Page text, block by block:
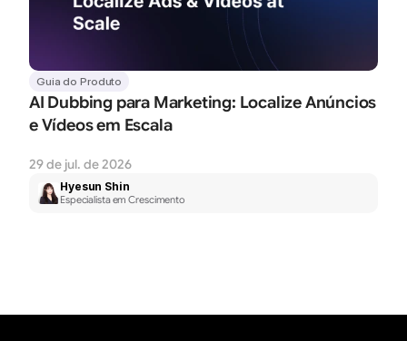
Guia do Produto
AI Dubbing para Marketing: Localize Anúncios
e Vídeos em Escala
29 de jul. de 2026
Hyesun Shin
Especialista em Crescimento